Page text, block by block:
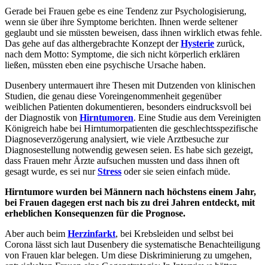
Gerade bei Frauen gebe es eine Tendenz zur Psychologisierung,
wenn sie über ihre Symptome berichten. Ihnen werde seltener
geglaubt und sie müssten beweisen, dass ihnen wirklich etwas fehle.
Das gehe auf das althergebrachte Konzept derHysterie zurück,
nach dem Motto: Symptome, die sich nicht körperlich erklären
ließen, müssten eben eine psychische Ursache haben.
Dusenbery untermauert ihre Thesen mit Dutzenden von klinischen
Studien, die genau diese Voreingenommenheit gegenüber
weiblichen Patienten dokumentieren, besonders eindrucksvoll bei
der Diagnostik von Hirntumoren. Eine Studie aus dem Vereinigten
Königreich habe bei Hirntumorpatienten die geschlechtsspezifische
Diagnoseverzögerung analysiert, wie viele Arztbesuche zur
Diagnosestellung notwendig gewesen seien. Es habe sich gezeigt,
dass Frauen mehr Ärzte aufsuchen mussten und dass ihnen oft
gesagt wurde, es sei nurStress oder sie seien einfach müde.
Hirntumore wurden bei Männern nach höchstens einem Jahr,
bei Frauen dagegen erst nach bis zu drei Jahren entdeckt, mit
erheblichen Konsequenzen für die Prognose.
Aber auch beim Herzinfarkt, bei Krebsleiden und selbst bei
Corona lässt sich laut Dusenbery die systematische Benachteiligung
von Frauen klar belegen. Um diese Diskriminierung zu umgehen,